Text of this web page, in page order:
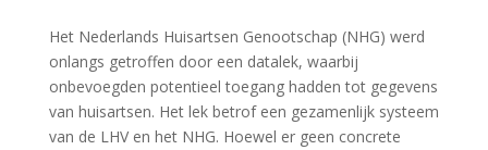
Het Nederlands Huisartsen Genootschap (NHG) werd
onlangs getroffen door een datalek, waarbij
onbevoegden potentieel toegang hadden tot gegevens
van huisartsen. Het lek betrof een gezamenlijk systeem
van de LHV en het NHG. Hoewel er geen concrete